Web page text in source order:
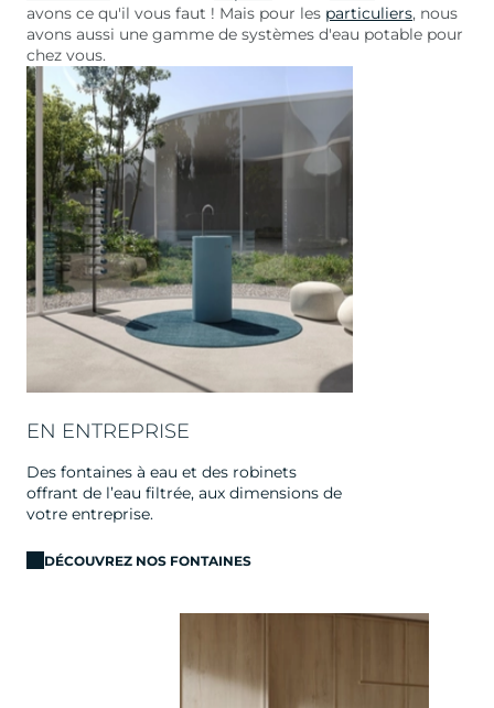
avons ce qu'il vous faut ! Mais pour les particuliers, nous
avons aussi une gamme de systèmes d'eau potable pour
chez vous.
EN ENTREPRISE
Des fontaines à eau et des robinets
offrant de l’eau filtrée, aux dimensions de
votre entreprise.
DÉCOUVREZ NOS FONTAINES